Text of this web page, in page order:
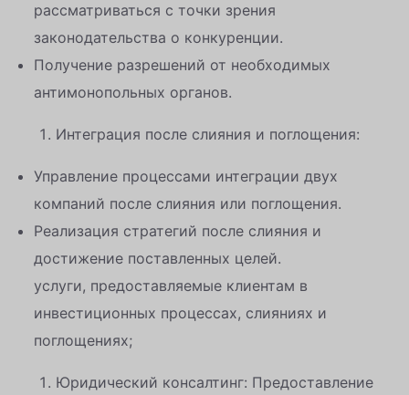
рассматриваться с точки зрения
законодательства о конкуренции.
Получение разрешений от необходимых
антимонопольных органов.
Интеграция после слияния и поглощения:
Управление процессами интеграции двух
компаний после слияния или поглощения.
Реализация стратегий после слияния и
достижение поставленных целей.
услуги, предоставляемые клиентам в
инвестиционных процессах, слияниях и
поглощениях;
Юридический консалтинг: Предоставление